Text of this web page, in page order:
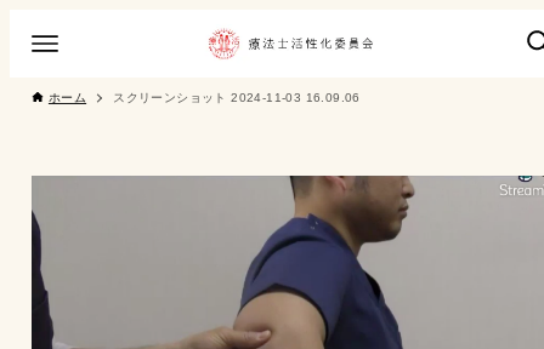
ホーム スクリーンショット 2024-11-03 16.09.06